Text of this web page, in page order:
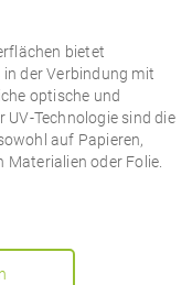
bietet
der Verbindung mit
optische und
Technologie sind die
auf Papieren,
oder Folie.